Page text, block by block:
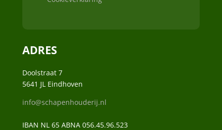
ADRES
Doolstraat 7
5641 JL Eindhoven
info@schapenhouderij.nl
IBAN NL 65 ABNA 056.45.96.523